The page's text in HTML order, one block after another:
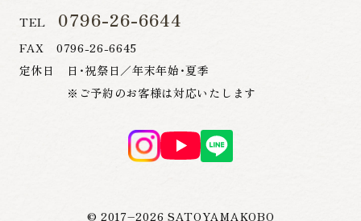
TEL 0796-26-6644
FAX 0796-26-6645
定休日 日・祝祭日／年末年始・夏季
※ご予約のお客様は対応いたします
© 2017–2026 SATOYAMAKOBO